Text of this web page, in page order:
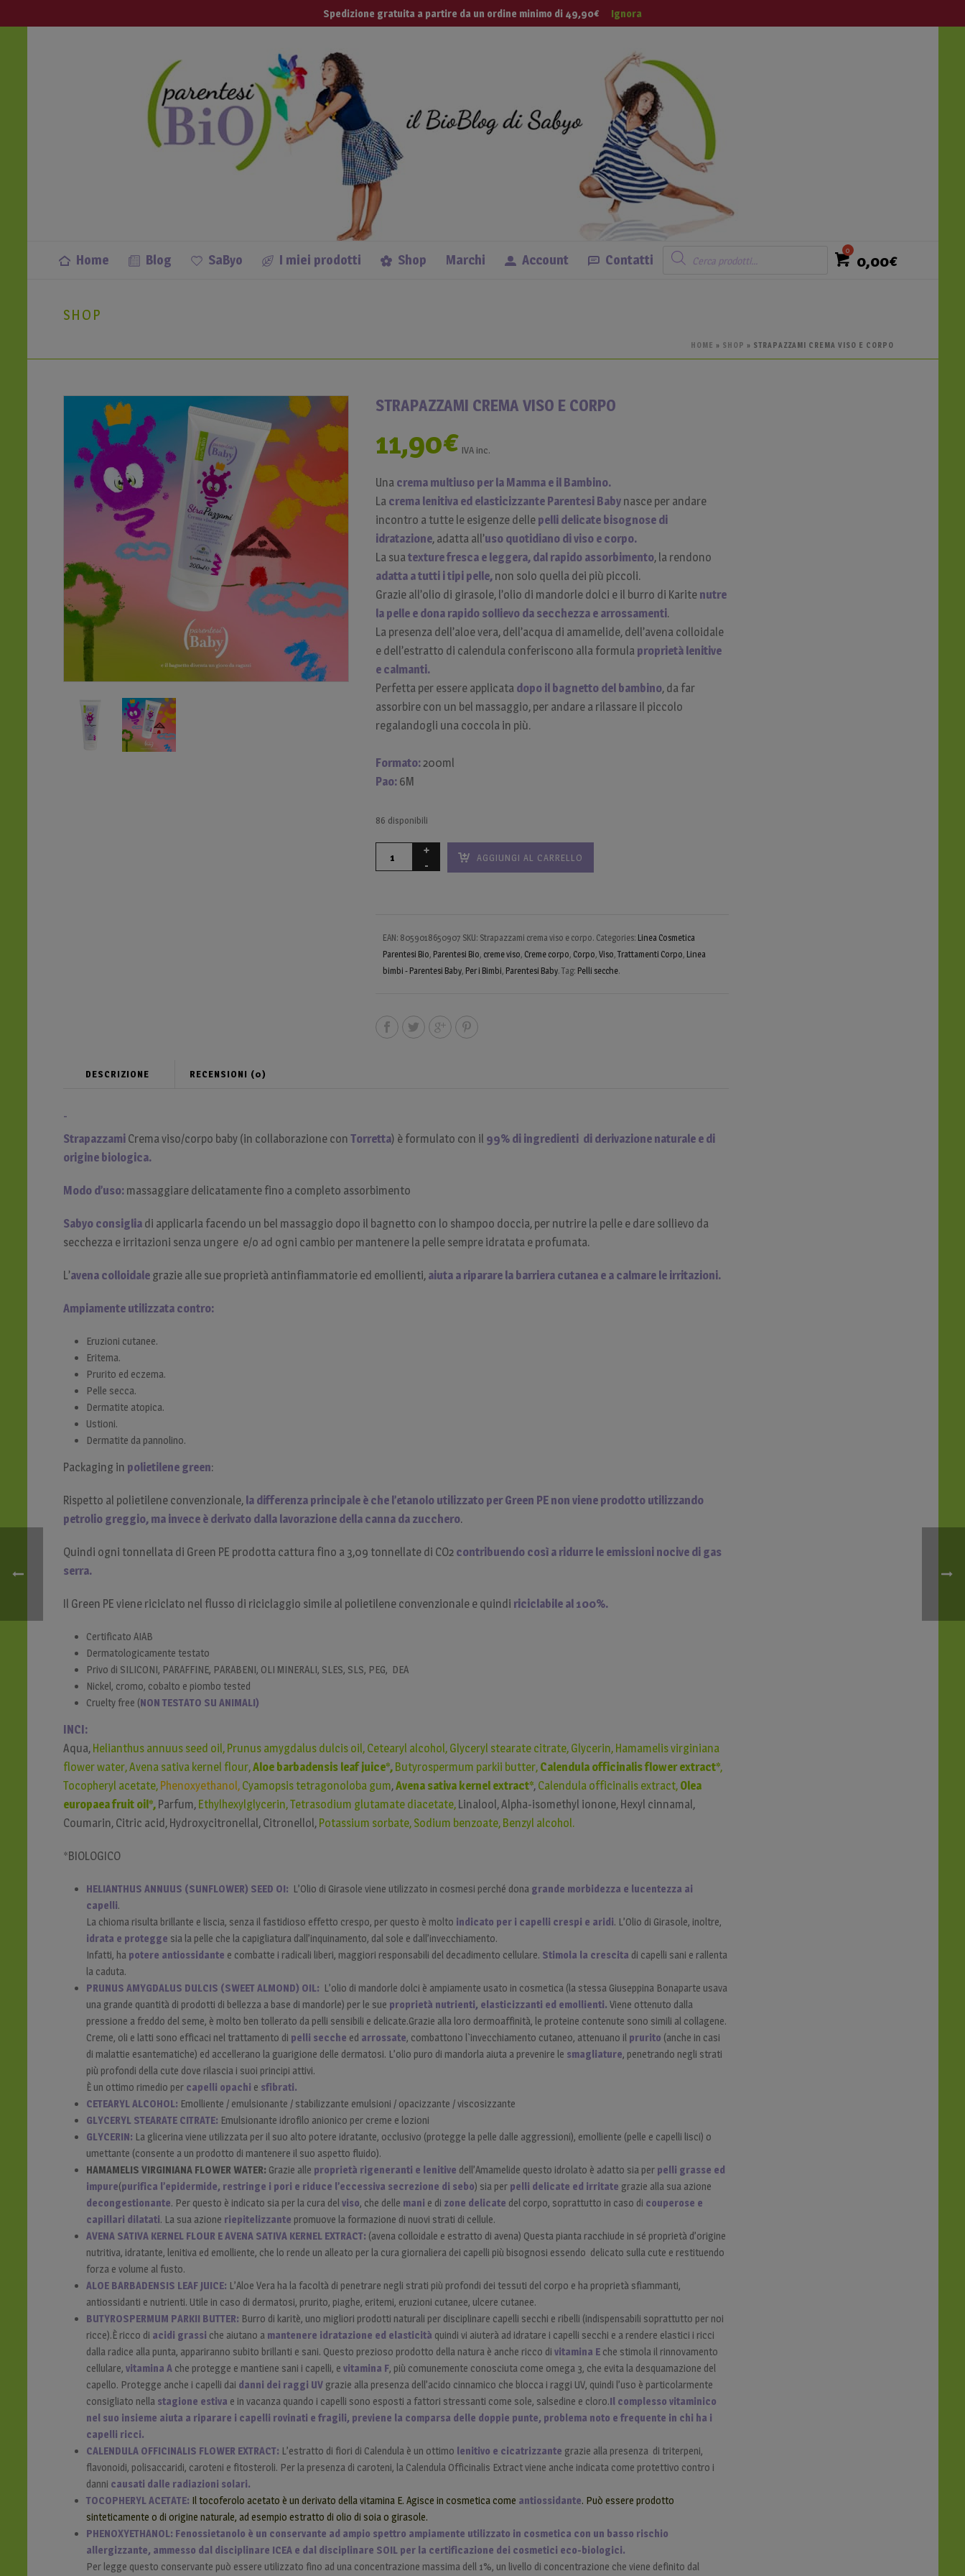
Apri anche tu una Parentesi Bio nella Tua Vita Lingue
Home Blog SaByo I miei prodotti Shop Marchi Account Contatti
prodotti
0,00€
SHOP
HOME » SHOP » STRAPAZZAMI CREMA VISO E CORPO
STRAPAZZAMI CREMA VISO E CORPO
11,90€ IVA inc.
Una crema multiuso per la Mamma e il Bambino.
La crema lenitiva ed elasticizzante Parentesi Baby nasce per andare
incontro a tutte le esigenze delle pelli delicate bisognose di
idratazione, adatta all’uso quotidiano di viso e corpo.
La sua texture fresca e leggera, dal rapido assorbimento, la rendono
adatta a tutti i tipi pelle, non solo quella dei più piccoli.
Grazie all’olio di girasole, l’olio di mandorle dolci e il burro di Karite nutre
la pelle e dona rapido sollievo da secchezza e arrossamenti.
La presenza dell’aloe vera, dell’acqua di amamelide, dell’avena colloidale
e dell’estratto di calendula conferiscono alla formula proprietà lenitive
e calmanti.
Perfetta per essere applicata dopo il bagnetto del bambino, da far
assorbire con un bel massaggio, per andare a rilassare il piccolo
regalandogli una coccola in più.
Formato:200ml
Pao: 6M
86 disponibili
AGGIUNGI AL CARRELLO
EAN: 8059018650907 SKU: Strapazzami crema viso e corpo. Categories: Linea Cosmetica
Parentesi Bio, Parentesi Bio, creme viso, Creme corpo, Corpo,Viso,Trattamenti Corpo, Linea
bimbi - Parentesi Baby, Per i Bimbi, Parentesi Baby. Tag: Pelli secche.
DESCRIZIONE RECENSIONI (0)
-
Strapazzami Crema viso/corpo baby (in collaborazione con Torretta) è formulato con il 99% di ingredienti di derivazione naturale e di
origine biologica.
Modo d’uso:massaggiare delicatamente fino a completo assorbimento
Sabyo consigliadi applicarla facendo un bel massaggio dopo il bagnetto con lo shampoo doccia, per nutrire la pelle e dare sollievo da
secchezza e irritazioni senza ungere e/o ad ogni cambio per mantenere la pelle sempre idratata e profumata.
L’avena colloidale grazie alle sue proprietà antinfiammatorie ed emollienti, aiuta a riparare la barriera cutanea e a calmare le irritazioni.
Ampiamente utilizzata contro:
Eruzioni cutanee.
Eritema.
Prurito ed eczema.
Pelle secca.
Dermatite atopica.
Ustioni.
Dermatite da pannolino.
Packaging in polietilene green:
Rispetto al polietilene convenzionale, la differenza principale è che l’etanolo utilizzato per Green PE non viene prodotto utilizzando
petrolio greggio, ma invece è derivato dalla lavorazione della canna da zucchero.
Quindi ogni tonnellata di Green PE prodotta cattura fino a 3,09 tonnellate di CO2contribuendo così a ridurre le emissioni nocive di gas
serra.
Il Green PE viene riciclato nel flusso di riciclaggio simile al polietilene convenzionale e quindi riciclabile al 100%.
Certificato AIAB
Dermatologicamente testato
Privo di SILICONI, PARAFFINE, PARABENI, OLI MINERALI, SLES, SLS, PEG, DEA
Nickel, cromo, cobalto e piombo tested
Cruelty free (NON TESTATO SU ANIMALI)
INCI:
Aqua, Helianthus annuus seed oil, Prunus amygdalus dulcis oil, Cetearyl alcohol, Glyceryl stearate citrate, Glycerin, Hamamelis virginiana
flower water, Avena sativa kernel flour,Aloe barbadensis leaf juice*, Butyrospermum parkii butter, Calendula officinalis flower extract*,
Tocopheryl acetate, Phenoxyethanol, Cyamopsis tetragonoloba gum,Avena sativa kernel extract*, Calendula officinalis extract, Olea
europaea fruit oil*,Parfum,Ethylhexylglycerin,Tetrasodium glutamate diacetate,Linalool, Alpha-isomethyl ionone, Hexyl cinnamal,
Coumarin, Citric acid, Hydroxycitronellal, Citronellol, Potassium sorbate, Sodium benzoate, Benzyl alcohol.
*BIOLOGICO
HELIANTHUS ANNUUS (SUNFLOWER) SEED OI: L’Olio di Girasole viene utilizzato in cosmesi perché dona grande morbidezza e lucentezza ai
capelli.
La chioma risulta brillante e liscia, senza il fastidioso effetto crespo, per questo è molto indicato per i capelli crespi e aridi. L’Olio di Girasole, inoltre,
idrata e protegge sia la pelle che la capigliatura dall’inquinamento, dal sole e dall’invecchiamento.
Infatti, ha potere antiossidante e combatte i radicali liberi, maggiori responsabili del decadimento cellulare. Stimola la crescita di capelli sani e rallenta
la caduta.
PRUNUS AMYGDALUS DULCIS (SWEET ALMOND) OIL: L’olio di mandorle dolci è ampiamente usato in cosmetica (la stessa Giuseppina Bonaparte usava
una grande quantità di prodotti di bellezza a base di mandorle) per le sue proprietà nutrienti, elasticizzanti ed emollienti.Viene ottenuto dalla
pressione a freddo del seme, è molto ben tollerato da pelli sensibili e delicate.Grazie alla loro dermoaffinità, le proteine contenute sono simili al collagene.
Creme, oli e latti sono efficaci nel trattamento di pelli secche ed arrossate, combattono l`invecchiamento cutaneo, attenuano il prurito (anche in casi
di malattie esantematiche) ed accellerano la guarigione delle dermatosi. L’olio puro di mandorla aiuta a prevenire le smagliature, penetrando negli strati
più profondi della cute dove rilascia i suoi principi attivi.
È un ottimo rimedio per capelli opachi e sfibrati.
CETEARYL ALCOHOL: Emolliente / emulsionante / stabilizzante emulsioni / opacizzante / viscosizzante
GLYCERYL STEARATE CITRATE: Emulsionante idrofilo anionico per creme e lozioni
GLYCERIN: La glicerina viene utilizzata per il suo alto potere idratante, occlusivo (protegge la pelle dalle aggressioni), emolliente (pelle e capelli lisci) o
umettante (consente a un prodotto di mantenere il suo aspetto fluido).
HAMAMELIS VIRGINIANA FLOWER WATER: Grazie alle proprietà rigeneranti e lenitive dell’Amamelide questo idrolato è adatto sia per pelli grasse ed
impure(purifica l’epidermide, restringe i pori e riduce l’eccessiva secrezione di sebo) sia per pelli delicate ed irritate grazie alla sua azione
decongestionante. Per questo è indicato sia per la cura delviso, che delle mani e di zone delicate del corpo, soprattutto in caso di couperose e
capillari dilatati. La sua azione riepitelizzante promuove la formazione di nuovi strati di cellule.
AVENA SATIVA KERNEL FLOUR E AVENA SATIVA KERNEL EXTRACT: (avena colloidale e estratto di avena) Questa pianta racchiude in sé proprietà d’origine
nutritiva, idratante, lenitiva ed emolliente, che lo rende un alleato per la cura giornaliera dei capelli più bisognosi essendo delicato sulla cute e restituendo
forza e volume al fusto.
ALOE BARBADENSIS LEAF JUICE: L’Aloe Vera ha la facoltà di penetrare negli strati più profondi dei tessuti del corpo e ha proprietà sfiammanti,
antiossidanti e nutrienti. Utile in caso di dermatosi, prurito, piaghe, eritemi, eruzioni cutanee, ulcere cutanee.
BUTYROSPERMUM PARKII BUTTER: Burro di karitè, uno migliori prodotti naturali per disciplinare capelli secchi e ribelli (indispensabili soprattutto per noi
ricce).È ricco di acidi grassi che aiutano a mantenere idratazione ed elasticità quindi vi aiuterà ad idratare i capelli secchi e a rendere elastici i ricci
dalla radice alla punta, appariranno subito brillanti e sani. Questo prezioso prodotto della natura è anche ricco divitamina E che stimola il rinnovamento
cellulare,vitamina A che protegge e mantiene sani i capelli, evitamina F, più comunemente conosciuta come omega 3, che evita la desquamazione del
capello. Protegge anche i capelli dai danni dei raggi UV grazie alla presenza dell’acido cinnamico che blocca i raggi UV, quindi l’uso è particolarmente
consigliato nella stagione estiva e in vacanza quando i capelli sono esposti a fattori stressanti come sole, salsedine e cloro.Il complesso vitaminico
nel suo insieme aiuta a riparare i capelli rovinati e fragili, previene la comparsa delle doppie punte, problema noto e frequente in chi ha i
capelli ricci.
CALENDULA OFFICINALIS FLOWER EXTRACT: L’estratto di fiori di Calendula è un ottimo lenitivo e cicatrizzante grazie alla presenza di triterpeni,
flavonoidi, polisaccaridi, caroteni e fitosteroli. Per la presenza di caroteni, la Calendula Officinalis Extract viene anche indicata come protettivo contro i
danni causati dalle radiazioni solari.
TOCOPHERYL ACETATE: Il tocoferolo acetato è un derivato della vitamina E. Agisce in cosmetica come antiossidante. Può essere prodotto
sinteticamente o di origine naturale, ad esempio estratto di olio di soia o girasole.
PHENOXYETHANOL: Fenossietanolo è un conservante ad ampio spettro ampiamente utilizzato in cosmetica con un basso rischio
allergizzante, ammesso dal disciplinare ICEA e dal disciplinare SOIL per la certificazione dei cosmetici eco-biologici.
Per legge questo conservante può essere utilizzato fino ad una concentrazione massima dell 1%, un livello di concentrazione che viene definito dal
Spedizione gratuita a partire da un ordine minimo di 49,90€ Ignora
modal-check